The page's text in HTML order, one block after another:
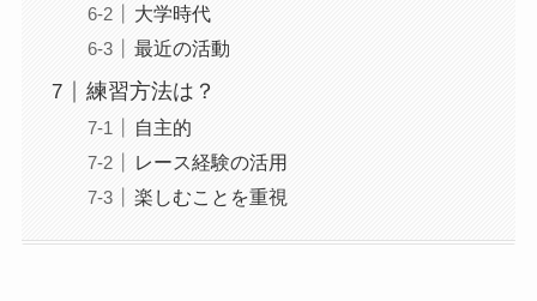
大学時代
最近の活動
練習方法は？
自主的
レース経験の活用
楽しむことを重視